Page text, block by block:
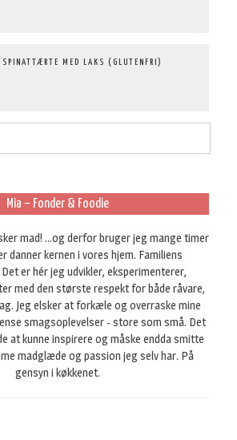
SPINATTÆRTE MED LAKS (GLUTENFRI)
Mia – Fonder & Foodie
mad! ...og derfor bruger jeg mange timer
danner kernen i vores hjem. Familiens
er hér jeg udvikler, eksperimenterer,
med den største respekt for både råvare,
Jeg elsker at forkæle og overraske mine
smagsoplevelser - store som små. Det
at kunne inspirere og måske endda smitte
madglæde og passion jeg selv har. På
gensyn i køkkenet.